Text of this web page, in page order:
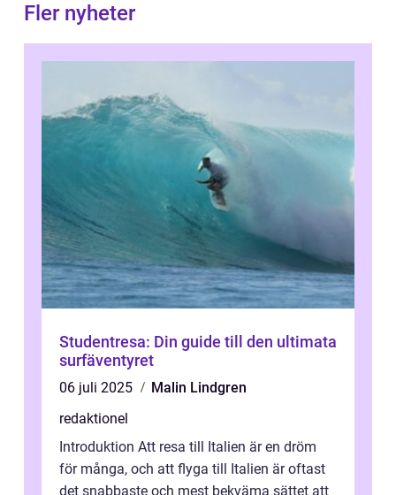
Fler nyheter
Studentresa: Din guide till den ultimata
surfäventyret
06 juli 2025
Malin Lindgren
redaktionel
Introduktion Att resa till Italien är en dröm
för många, och att flyga till Italien är oftast
det snabbaste och mest bekväma sättet att